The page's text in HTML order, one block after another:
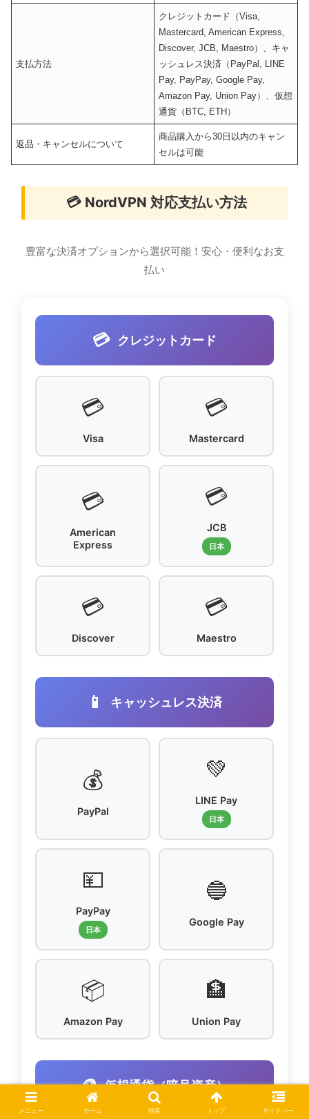
支払方法
クレジットカード（Visa,
Mastercard, American Express,
Discover, JCB, Maestro）、キャ
ッシュレス決済（PayPal, LINE
Pay, PayPay, Google Pay,
Amazon Pay, Union Pay）、仮想
通貨（BTC, ETH）
返品・キャンセルについて
商品購入から30日以内のキャン
セルは可能
💳 NordVPN 対応支払い方法
豊富な決済オプションから選択可能！安心・便利なお支
払い
💳 クレジットカード
💳
Visa
💳
Mastercard
💳
American
Express
💳
JCB
日本
💳
Discover
💳
Maestro
📱 キャッシュレス決済
💰
PayPal
💚
LINE Pay
日本
💴
PayPay
日本
🔵
Google Pay
📦
Amazon Pay
🏦
Union Pay
🪙 仮想通貨（暗号資産）
メニュー ホーム 検索 トップ サイドバー